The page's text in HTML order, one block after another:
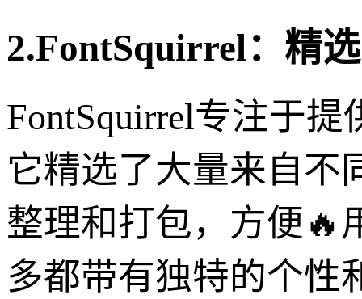
2.FontSquirrel：精
FontSquirrel专注于
它精选了大量来自不
整理和打包，方便🔥
多都带有独特的个性